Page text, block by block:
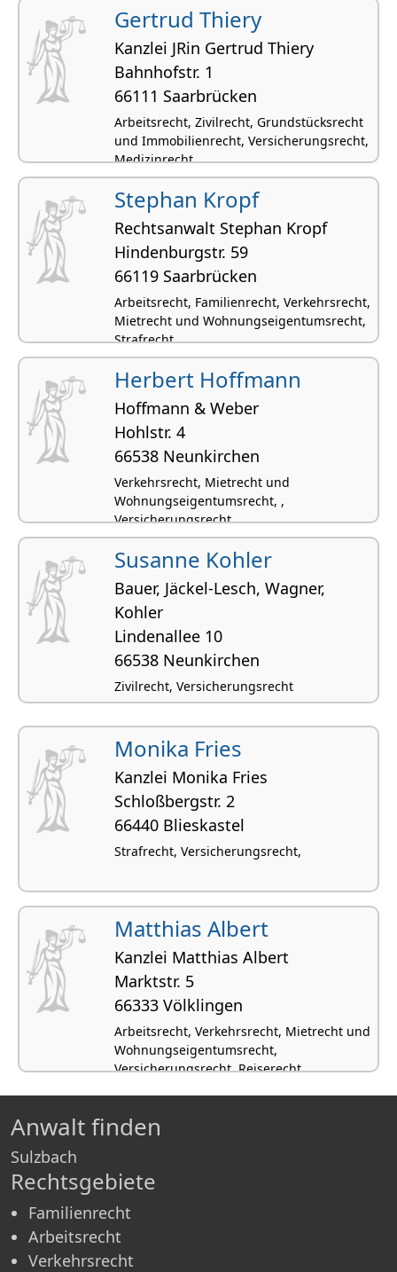
Gertrud Thiery
Kanzlei JRin Gertrud Thiery
Bahnhofstr. 1
66111 Saarbrücken
Arbeitsrecht, Zivilrecht, Grundstücksrecht
und Immobilienrecht, Versicherungsrecht,
Medizinrecht
Stephan Kropf
Rechtsanwalt Stephan Kropf
Hinden­burgstr. 59
66119 Saarbrücken
Arbeitsrecht, Familienrecht, Verkehrsrecht,
Mietrecht und Wohnungseigentumsrecht,
Strafrecht
Herbert Hoffmann
Hoffmann & Weber
Hohlstr. 4
66538 Neunkirchen
Verkehrsrecht, Mietrecht und
Wohnungseigentumsrecht, ,
Versicherungsrecht,
Susanne Kohler
Bauer, Jäckel-Lesch, Wagner,
Kohler
Lindenallee 10
66538 Neunkirchen
Zivilrecht, Versicherungsrecht
Monika Fries
Kanzlei Monika Fries
Schloß­bergstr. 2
66440 Blieskastel
Strafrecht, Versicherungsrecht,
Matthias Albert
Kanzlei Matthias Albert
Marktstr. 5
66333 Völklingen
Arbeitsrecht, Verkehrsrecht, Mietrecht und
Wohnungseigentumsrecht,
Versicherungsrecht, Reiserecht
Anwalt finden
Sulzbach
Rechtsgebiete
Familienrecht
Arbeitsrecht
Verkehrsrecht